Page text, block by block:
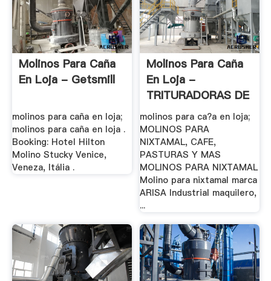
Molinos Para Caña
En Loja - Getsmill
molinos para caña en loja;
molinos para caña en loja .
Booking: Hotel Hilton
Molino Stucky Venice,
Veneza, Itália .
Molinos Para Caña
En Loja -
TRITURADORAS DE
.
molinos para ca?a en loja;
MOLINOS PARA
NIXTAMAL, CAFE,
PASTURAS Y MAS
MOLINOS PARA NIXTAMAL
Molino para nixtamal marca
ARISA Industrial maquilero,
...